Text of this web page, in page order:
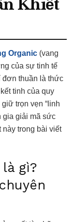
Khiết
Organic (vang
của sự tinh tế
đơn thuần là thức
tinh của quy
trọn vẹn “linh
gia giải mã sức
này trong bài viết
là gì?